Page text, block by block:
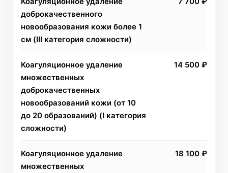
доброкачественного
новообразования кожи более 1
см (III категория сложности)
Коагуляционное удаление
множественных
доброкачественных
новообразований кожи (от 10
до 20 образований) (I категория
сложности)
14 500 ₽
Коагуляционное удаление
множественных
18 100 ₽